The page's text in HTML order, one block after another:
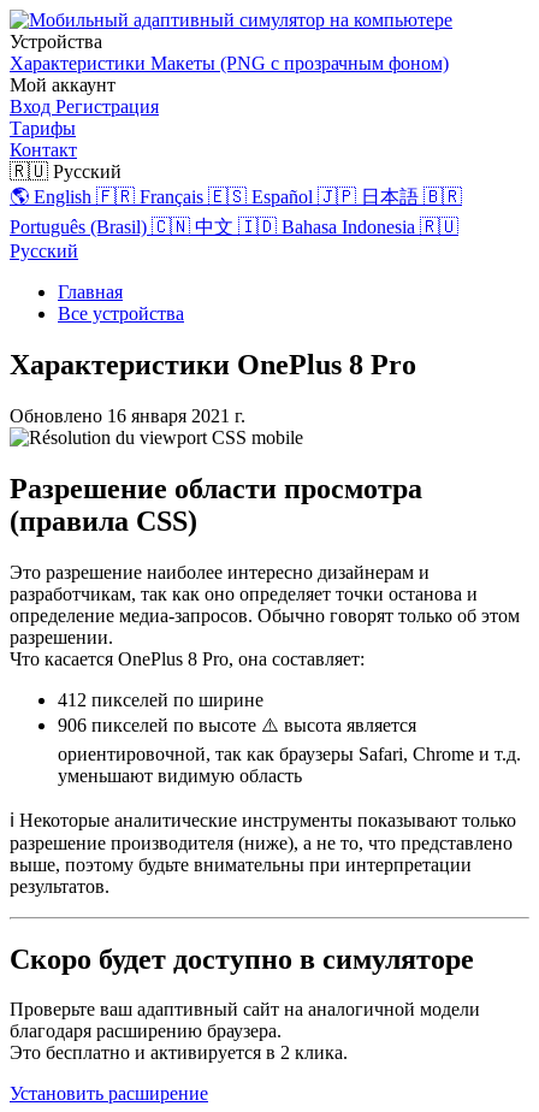
Устройства
Характеристики Макеты (PNG с прозрачным фоном)
Мой аккаунт
Вход Регистрация
Тарифы
Контакт
🇷🇺 Русский
🌎 English 🇫🇷 Français 🇪🇸 Español 🇯🇵 日本語 🇧🇷
Português (Brasil) 🇨🇳 中文 🇮🇩 Bahasa Indonesia 🇷🇺
Русский
Главная
Все устройства
Характеристики OnePlus 8 Pro
Обновлено 16 января 2021 г.
Разрешение области просмотра
(правила CSS)
Это разрешение наиболее интересно дизайнерам и
разработчикам, так как оно определяет точки останова и
определение медиа-запросов. Обычно говорят только об этом
разрешении.
Что касается OnePlus 8 Pro, она составляет:
412 пикселей по ширине
906 пикселей по высоте ⚠️ высота является
ориентировочной, так как браузеры Safari, Chrome и т.д.
уменьшают видимую область
ℹ️ Некоторые аналитические инструменты показывают только
разрешение производителя (ниже), а не то, что представлено
выше, поэтому будьте внимательны при интерпретации
результатов.
Скоро будет доступно в симуляторе
Проверьте ваш адаптивный сайт на аналогичной модели
благодаря расширению браузера.
Это бесплатно и активируется в 2 клика.
Установить расширение